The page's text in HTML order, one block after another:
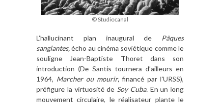
© Studiocanal
L’hallucinant plan inaugural de Pâques
sanglantes,écho au cinéma soviétique comme le
souligne Jean-Baptiste Thoret dans son
introduction (De Santis tournera d’ailleurs en
1964, Marcher ou mourir, financé par l’URSS),
préfigure la virtuosité de Soy Cuba. En un long
mouvement circulaire, le réalisateur plante le